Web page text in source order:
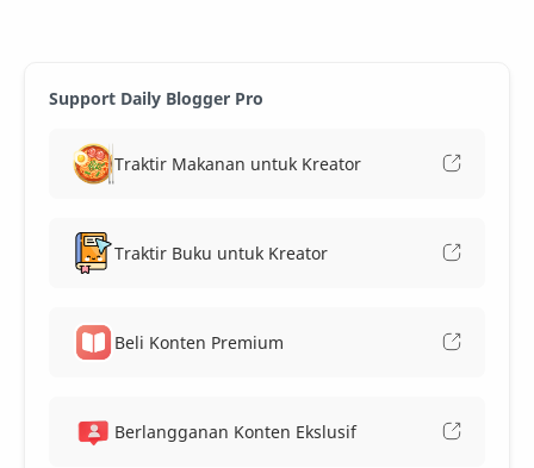
Support Daily Blogger Pro
Traktir Makanan untuk Kreator
Traktir Buku untuk Kreator
Beli Konten Premium
Berlangganan Konten Ekslusif